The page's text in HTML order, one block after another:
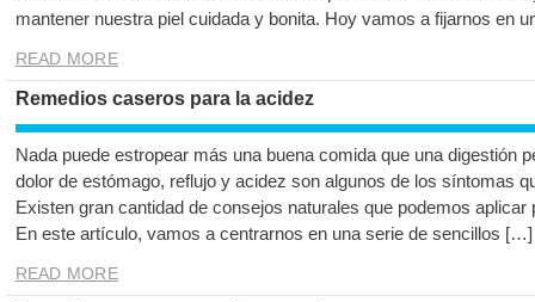
mantener nuestra piel cuidada y bonita. Hoy vamos a fijarnos en
READ MORE
Remedios caseros para la acidez
Nada puede estropear más una buena comida que una digestión
dolor de estómago, reflujo y acidez son algunos de los síntomas
Existen gran cantidad de consejos naturales que podemos
En este artículo, vamos a centrarnos en una serie de sencillos […]
READ MORE